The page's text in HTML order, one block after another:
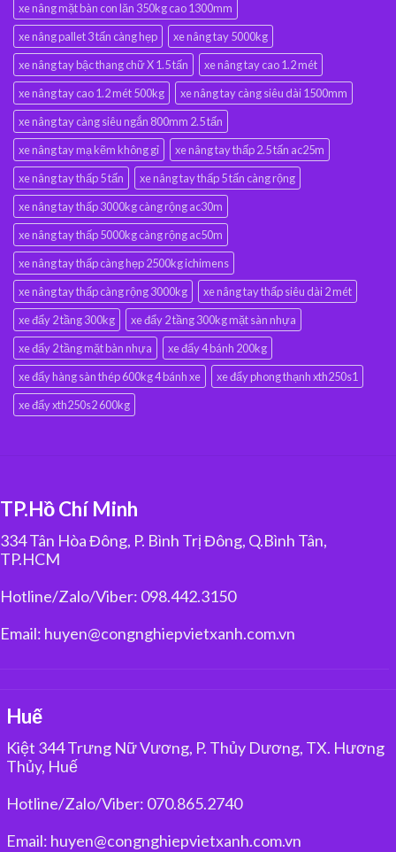
xe nâng mặt bàn con lăn 350kg cao 1300mm
xe nâng pallet 3 tấn càng hẹp
xe nâng tay 5000kg
xe nâng tay bậc thang chữ X 1.5 tấn
xe nâng tay cao 1.2 mét
xe nâng tay cao 1.2 mét 500kg
xe nâng tay càng siêu dài 1500mm
xe nâng tay càng siêu ngắn 800mm 2.5 tấn
xe nâng tay mạ kẽm không gỉ
xe nâng tay thấp 2.5 tấn ac25m
xe nâng tay thấp 5 tấn
xe nâng tay thấp 5 tấn càng rộng
xe nâng tay thấp 3000kg càng rộng ac30m
xe nâng tay thấp 5000kg càng rộng ac50m
xe nâng tay thấp càng hẹp 2500kg ichimens
xe nâng tay thấp càng rộng 3000kg
xe nâng tay thấp siêu dài 2 mét
xe đẩy 2 tầng 300kg
xe đẩy 2 tầng 300kg mặt sàn nhựa
xe đẩy 2 tầng mặt bàn nhựa
xe đẩy 4 bánh 200kg
xe đẩy hàng sàn thép 600kg 4 bánh xe
xe đẩy phong thạnh xth250s1
xe đẩy xth250s2 600kg
TP.Hồ Chí Minh
334 Tân Hòa Đông, P. Bình Trị Đông, Q.Bình Tân,
TP.HCM
Hotline/Zalo/Viber: 098.442.3150
Email: huyen@congnghiepvietxanh.com.vn
Huế
Kiệt 344 Trưng Nữ Vương, P. Thủy Dương, TX. Hương
Thủy, Huế
Hotline/Zalo/Viber: 070.865.2740
Email: huyen@congnghiepvietxanh.com.vn